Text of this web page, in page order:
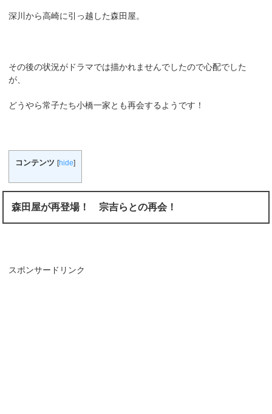
深川から高崎に引っ越した森田屋。
その後の状況がドラマでは描かれませんでしたので心配でした
が、
どうやら常子たち小橋一家とも再会するようです！
コンテンツ [hide]
森田屋が再登場！ 宗吉らとの再会！
スポンサードリンク